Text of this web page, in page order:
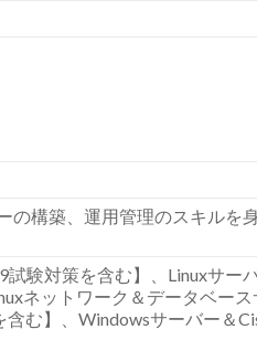
の構築、運用管理のスキルを
試験対策を含む】、 Linuxサー
ネットワーク＆データベー
む】、 Windowsサーバー＆